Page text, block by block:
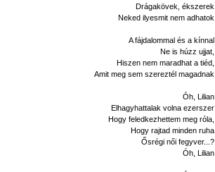
Drágakövek, ékszerek
Neked ilyesmit nem adhatok
A fájdalommal és a kínnal
Ne is húzz ujjat,
Hiszen nem maradhat a tiéd,
Amit meg sem szereztél magadnak
Óh, Lilian
Elhagyhattalak volna ezerszer
Hogy feledkezhettem meg róla,
Hogy rajtad minden ruha
Ősrégi női fegyver...?
Óh, Lilian